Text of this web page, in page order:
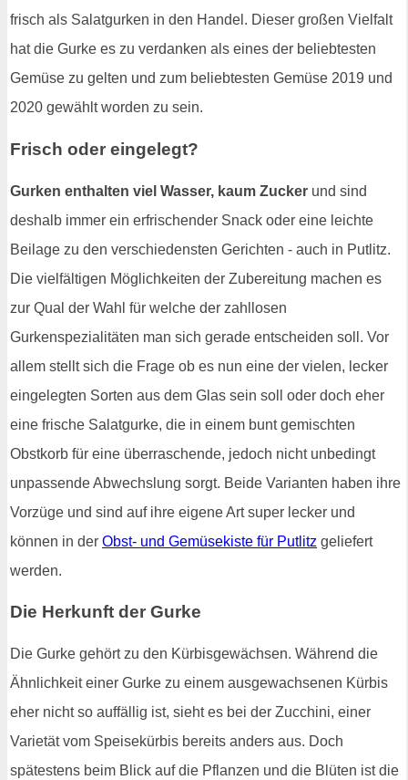
frisch als Salatgurken in den Handel. Dieser großen Vielfalt
hat die Gurke es zu verdanken als eines der beliebtesten
Gemüse zu gelten und zum beliebtesten Gemüse 2019 und
2020 gewählt worden zu sein.
Frisch oder eingelegt?
Gurken enthalten viel Wasser, kaum Zucker und sind
deshalb immer ein erfrischender Snack oder eine leichte
Beilage zu den verschiedensten Gerichten - auch in Putlitz.
Die vielfältigen Möglichkeiten der Zubereitung machen es
zur Qual der Wahl für welche der zahllosen
Gurkenspezialitäten man sich gerade entscheiden soll. Vor
allem stellt sich die Frage ob es nun eine der vielen, lecker
eingelegten Sorten aus dem Glas sein soll oder doch eher
eine frische Salatgurke, die in einem bunt gemischten
Obstkorb für eine überraschende, jedoch nicht unbedingt
unpassende Abwechslung sorgt. Beide Varianten haben ihre
Vorzüge und sind auf ihre eigene Art super lecker und
können in der Obst- und Gemüsekiste für Putlitz geliefert
werden.
Die Herkunft der Gurke
Die Gurke gehört zu den Kürbisgewächsen. Während die
Ähnlichkeit einer Gurke zu einem ausgewachsenen Kürbis
eher nicht so auffällig ist, sieht es bei der Zucchini, einer
Varietät vom Speisekürbis bereits anders aus. Doch
spätestens beim Blick auf die Pflanzen und die Blüten ist die